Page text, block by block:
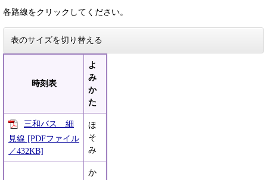
各路線をクリックしてください。
表のサイズを切り替える
時刻表
よ
み
か
た
三和バス 細
見線 [PDFファイル
／432KB]
ほ
そ
み
か